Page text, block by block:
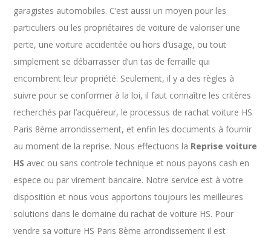
garagistes automobiles. C’est aussi un moyen pour les
particuliers ou les propriétaires de voiture de valoriser une
perte, une voiture accidentée ou hors d’usage, ou tout
simplement se débarrasser d’un tas de ferraille qui
encombrent leur propriété. Seulement, il y a des règles à
suivre pour se conformer à la loi, il faut connaître les critères
recherchés par l’acquéreur, le processus de rachat voiture HS
Paris 8ème arrondissement, et enfin les documents à fournir
au moment de la reprise. Nous effectuons la Reprise voiture
HS avec ou sans controle technique et nous payons cash en
espece ou par virement bancaire. Notre service est à votre
disposition et nous vous apportons toujours les meilleures
solutions dans le domaine du rachat de voiture HS. Pour
vendre sa voiture HS Paris 8ème arrondissement il est